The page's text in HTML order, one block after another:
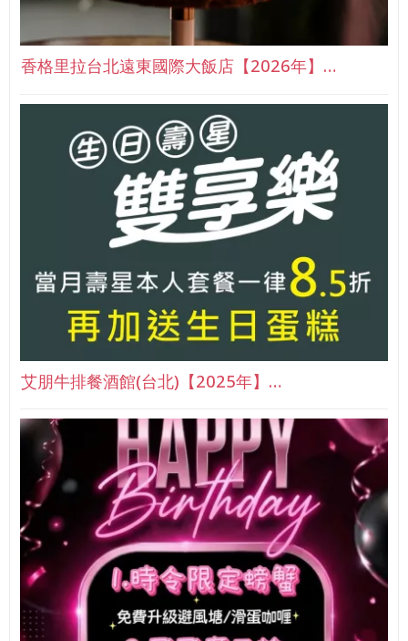
香格里拉台北遠東國際大飯店【2026年】…
艾朋牛排餐酒館(台北)【2025年】…